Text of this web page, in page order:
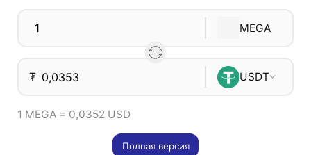
MEGA
₮ USDT
1 MEGA = 0,0352 USD
Полная версия